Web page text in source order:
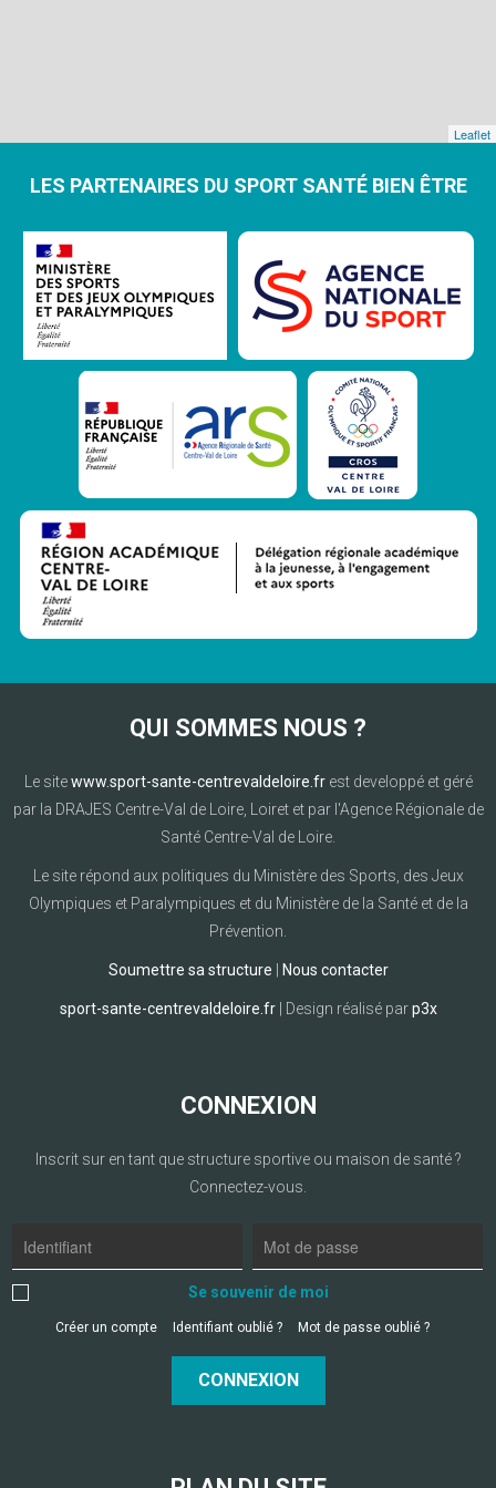
Leaflet
LES PARTENAIRES DU SPORT SANTÉ BIEN ÊTRE
QUI SOMMES NOUS ?
Le sitewww.sport-sante-centrevaldeloire.frest developpé et géré
par la DRAJES Centre-Val de Loire, Loiret et par l'Agence Régionale de
Santé Centre-Val de Loire.
Le site répond aux politiques du Ministère des Sports, des Jeux
Olympiques et Paralympiques et du Ministère de la Santé et de la
Prévention.
Soumettre sa structure Nous contacter
sport-sante-centrevaldeloire.fr| Design réalisé parp3x
CONNEXION
Inscrit sur en tant que structure sportive ou maison de santé ?
Connectez-vous.
Se souvenir de moi
Créer un compte Identifiant oublié ? Mot de passe oublié ?
CONNEXION